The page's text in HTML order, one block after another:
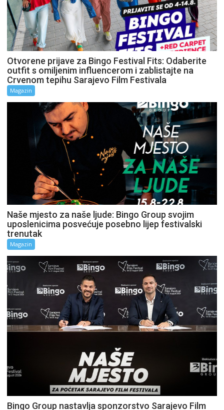
Otvorene prijave za Bingo Festival Fits: Odaberite
outfit s omiljenim influencerom i zablistajte na
Crvenom tepihu Sarajevo Film Festivala
Magazin
Naše mjesto za naše ljude: Bingo Group svojim
uposlenicima posvećuje posebno lijep festivalski
trenutak
Magazin
Bingo Group nastavlja sponzorstvo Sarajevo Film